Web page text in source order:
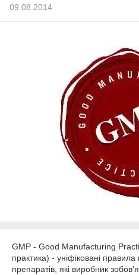
09.08.2014
GMP - Good Manufacturing
практика) - уніфіковані
препаратів, які виробник